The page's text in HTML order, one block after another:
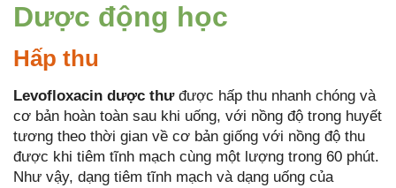
Dược động học
Hấp thu
Levofloxacin dược thưđược hấp thu nhanh chóng và
cơ bản hoàn toàn sau khi uống, với nồng độ trong huyết
tương theo thời gian về cơ bản giống với nồng độ thu
được khi tiêm tĩnh mạch cùng một lượng trong 60 phút.
Như vậy, dạng tiêm tĩnh mạch và dạng uống của